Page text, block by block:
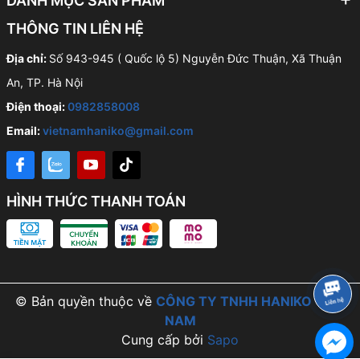
THÔNG TIN LIÊN HỆ
Địa chỉ: Số 943-945 ( Quốc lộ 5) Nguyễn Đức Thuận, Xã Thuận
An, TP. Hà Nội
Điện thoại:0982858008
Email:vietnamhaniko@gmail.com
HÌNH THỨC THANH TOÁN
© Bản quyền thuộc về CÔNG TY TNHH HANIKO VIỆT
NAM
Cung cấp bởi Sapo